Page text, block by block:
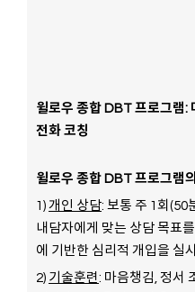
윌로우 종합 DBT 프로그램:
전화 코칭
윌로우 종합 DBT 프로그램
1) 개인 상담: 보통 주 1회(50
내담자에게 맞는 상담 목표
에 기반한 심리적 개입을 실
2) 기술훈련: 마음챙김, 정서